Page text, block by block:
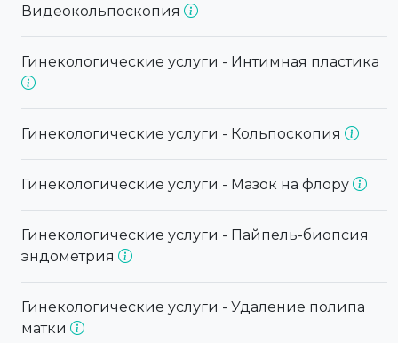
Видеокольпоскопия
Гинекологические услуги - Интимная пластика
Гинекологические услуги - Кольпоскопия
Гинекологические услуги - Мазок на флору
Гинекологические услуги - Пайпель-биопсия
эндометрия
Гинекологические услуги - Удаление полипа
матки